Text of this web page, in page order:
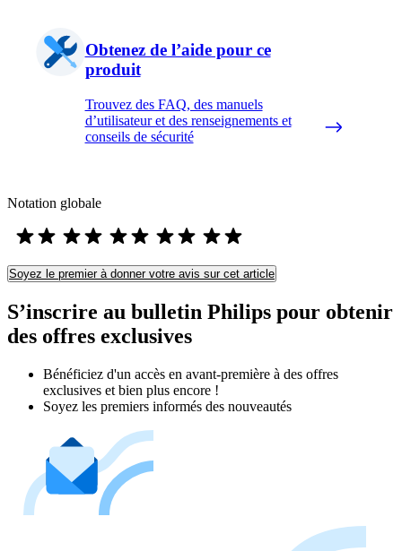
Obtenez de l’aide pour ce
produit
Trouvez des FAQ, des manuels
d’utilisateur et des renseignements et
conseils de sécurité
Notation globale
Soyez le premier à donner votre avis sur cet article
S’inscrire au bulletin Philips pour obtenir
des offres exclusives
Bénéficiez d'un accès en avant-première à des offres
exclusives et bien plus encore !
Soyez les premiers informés des nouveautés